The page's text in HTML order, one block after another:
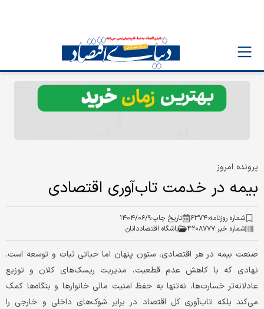
پرونده امروز
بیمه در خدمت تاب‌آوری اقتصادی
شماره روزنامه:۶۳۷۴ تاریخ چاپ:۱۴۰۴/۰۶/۹
شماره خبر:۴۲۰۸۷۷۷ باشگاه اقتصاددانان
صنعت بیمه در هر اقتصادی، ستون پنهان اما حیاتی ثبات و توسعه است.
نهادی که با کاهش عدم قطعیت، مدیریت ریسک‌های کلان و توزیع
عادلانه‌تر خسارت‌ها، نه‌تنها به حفظ امنیت مالی خانوارها و بنگاه‌ها کمک
می‌کند بلکه تاب‌آوری کل اقتصاد در برابر شوک‌های داخلی و خارجی را